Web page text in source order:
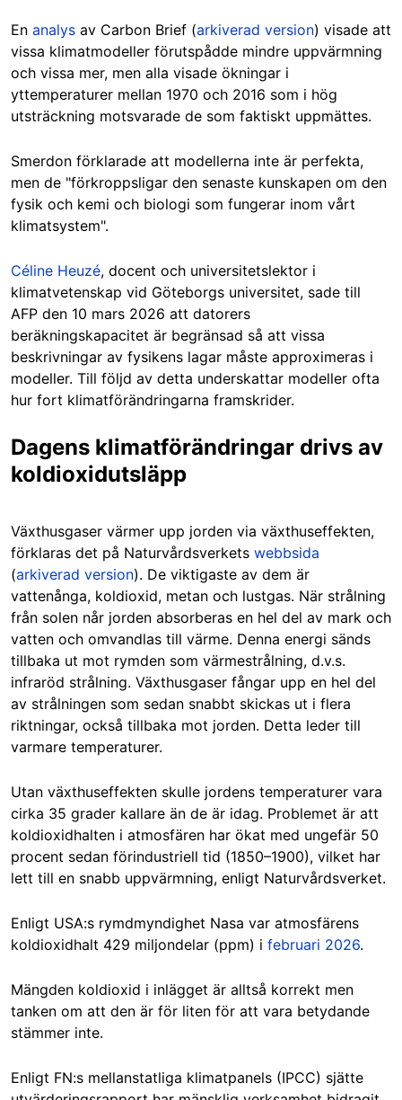
En analys av Carbon Brief (arkiverad version) visade att
vissa klimatmodeller förutspådde mindre uppvärmning
och vissa mer, men alla visade ökningar i
yttemperaturer mellan 1970 och 2016 som i hög
utsträckning motsvarade de som faktiskt uppmättes.
Smerdon förklarade att modellerna inte är perfekta,
men de "förkroppsligar den senaste kunskapen om den
fysik och kemi och biologi som fungerar inom vårt
klimatsystem".
Céline Heuzé, docent och universitetslektor i
klimatvetenskap vid Göteborgs universitet, sade till
AFP den 10 mars 2026 att datorers
beräkningskapacitet är begränsad så att vissa
beskrivningar av fysikens lagar måste approximeras i
modeller. Till följd av detta underskattar modeller ofta
hur fort klimatförändringarna framskrider.
Dagens klimatförändringar drivs av
koldioxidutsläpp
Växthusgaser värmer upp jorden via växthuseffekten,
förklaras det på Naturvårdsverkets webbsida
(arkiverad version). De viktigaste av dem är
vattenånga, koldioxid, metan och lustgas. När strålning
från solen når jorden absorberas en hel del av mark och
vatten och omvandlas till värme. Denna energi sänds
tillbaka ut mot rymden som värmestrålning, d.v.s.
infraröd strålning. Växthusgaser fångar upp en hel del
av strålningen som sedan snabbt skickas ut i flera
riktningar, också tillbaka mot jorden. Detta leder till
varmare temperaturer.
Utan växthuseffekten skulle jordens temperaturer vara
cirka 35 grader kallare än de är idag. Problemet är att
koldioxidhalten i atmosfären har ökat med ungefär 50
procent sedan förindustriell tid (1850–1900), vilket har
lett till en snabb uppvärmning, enligt Naturvårdsverket.
Enligt USA:s rymdmyndighet Nasa var atmosfärens
koldioxidhalt 429 miljondelar (ppm) i februari 2026.
Mängden koldioxid i inlägget är alltså korrekt men
tanken om att den är för liten för att vara betydande
stämmer inte.
Enligt FN:s mellanstatliga klimatpanels (IPCC) sjätte